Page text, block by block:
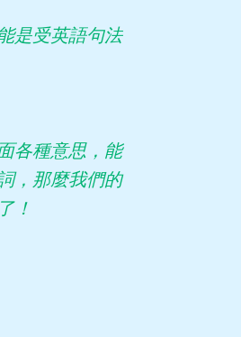
是受英語句法
各種意思，能
，那麼我們的
！